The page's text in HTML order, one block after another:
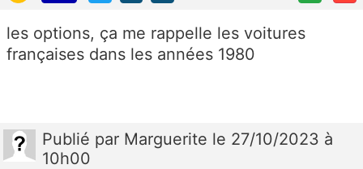
les options, ça me rappelle les voitures
françaises dans les années 1980
Publié par Marguerite le 27/10/2023 à
10h00